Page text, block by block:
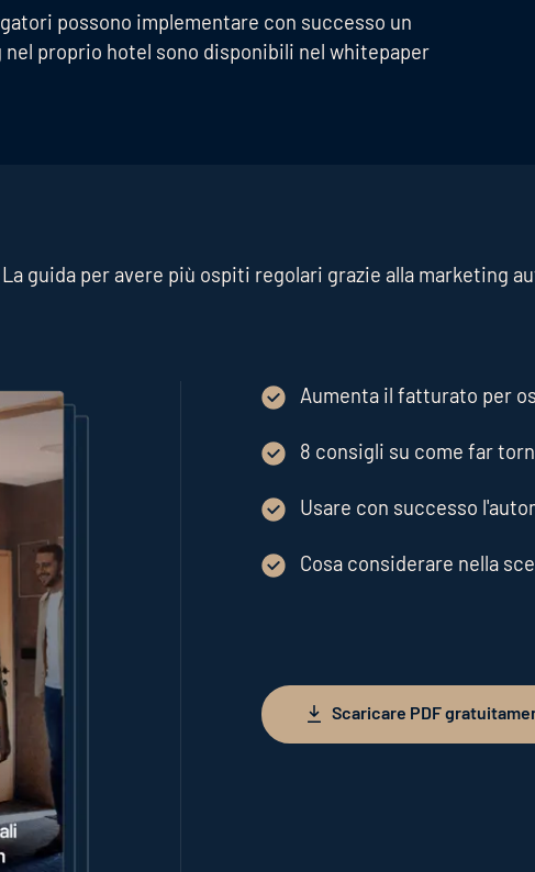
possono implementare con successo un
proprio hotel sono disponibili nel whitepaper
La guida per avere più ospiti regolari grazie alla marketing
Aumenta il fatturato per
8 consigli su come far
Usare con successo
Cosa considerare nella
Scaricare PDF gratuitamente
Scaricare PDF